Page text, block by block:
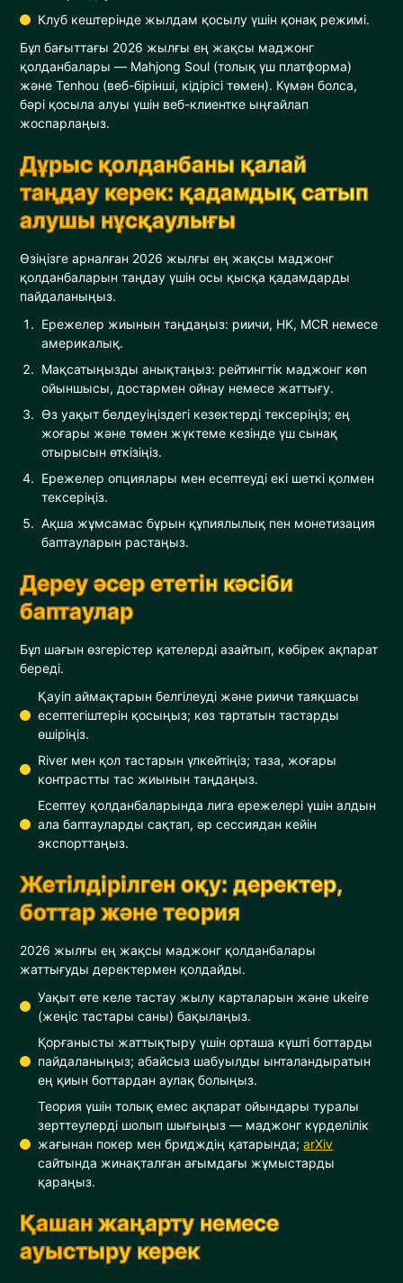
Клуб кештерінде жылдам қосылу үшін қонақ режимі.
Бұл бағыттағы 2026 жылғы ең жақсы маджонг
қолданбалары — Mahjong Soul (толық үш платформа)
және Tenhou (веб-бірінші, кідірісі төмен). Күмән болса,
бәрі қосыла алуы үшін веб-клиентке ыңғайлап
жоспарлаңыз.
Дұрыс қолданбаны қалай
таңдау керек: қадамдық сатып
алушы нұсқаулығы
Өзіңізге арналған 2026 жылғы ең жақсы маджонг
қолданбаларын таңдау үшін осы қысқа қадамдарды
пайдаланыңыз.
Ережелер жиынын таңдаңыз: риичи, HK, MCR немесе
америкалық.
Мақсатыңызды анықтаңыз: рейтингтік маджонг көп
ойыншысы, достармен ойнау немесе жаттығу.
Өз уақыт белдеуіңіздегі кезектерді тексеріңіз; ең
жоғары және төмен жүктеме кезінде үш сынақ
отырысын өткізіңіз.
Ережелер опциялары мен есептеуді екі шеткі қолмен
тексеріңіз.
Ақша жұмсамас бұрын құпиялылық пен монетизация
баптауларын растаңыз.
Дереу әсер ететін кәсіби
баптаулар
Бұл шағын өзгерістер қателерді азайтып, көбірек ақпарат
береді.
Қауіп аймақтарын белгілеуді және риичи таяқшасы
есептегіштерін қосыңыз; көз тартатын тастарды
өшіріңіз.
River мен қол тастарын үлкейтіңіз; таза, жоғары
контрастты тас жиынын таңдаңыз.
Есептеу қолданбаларында лига ережелері үшін алдын
ала баптауларды сақтап, әр сессиядан кейін
экспорттаңыз.
Жетілдірілген оқу: деректер,
боттар және теория
2026 жылғы ең жақсы маджонг қолданбалары
жаттығуды деректермен қолдайды.
Уақыт өте келе тастау жылу карталарын және ukeire
(жеңіс тастары саны) бақылаңыз.
Қорғанысты жаттықтыру үшін орташа күшті боттарды
пайдаланыңыз; абайсыз шабуылды ынталандыратын
ең қиын боттардан аулақ болыңыз.
Теория үшін толық емес ақпарат ойындары туралы
зерттеулерді шолып шығыңыз — маджонг күрделілік
жағынан покер мен бридждің қатарында;arXiv
сайтында жинақталған ағымдағы жұмыстарды
қараңыз.
Қашан жаңарту немесе
ауыстыру керек